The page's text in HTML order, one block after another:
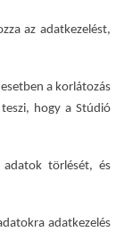
az adatkezelést,
a korlátozás
hogy a Stúdió
adatok törlését, és
adatkezelés